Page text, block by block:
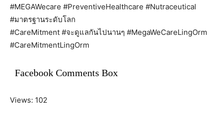
#MEGAWecare #PreventiveHealthcare #Nutraceutical
#มาตรฐานระดับโลก
#CareMitment #จะดูแลกันไปนานๆ #MegaWeCareLingOrm
#CareMitmentLingOrm
Facebook Comments Box
Views: 102